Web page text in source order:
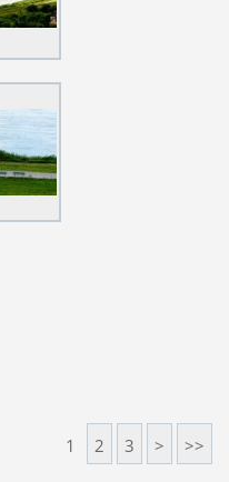
1 2 3 > >>